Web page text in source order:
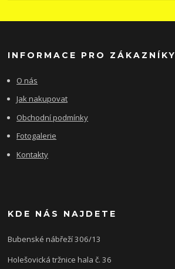
INFORMACE PRO ZÁKAZNÍKY
O nás
Jak nakupovat
Obchodní podmínky
Fotogalerie
Kontakty
KDE NÁS NAJDETE
Bubenské nábřeží 306/13
Holešovická tržnice hala č. 36